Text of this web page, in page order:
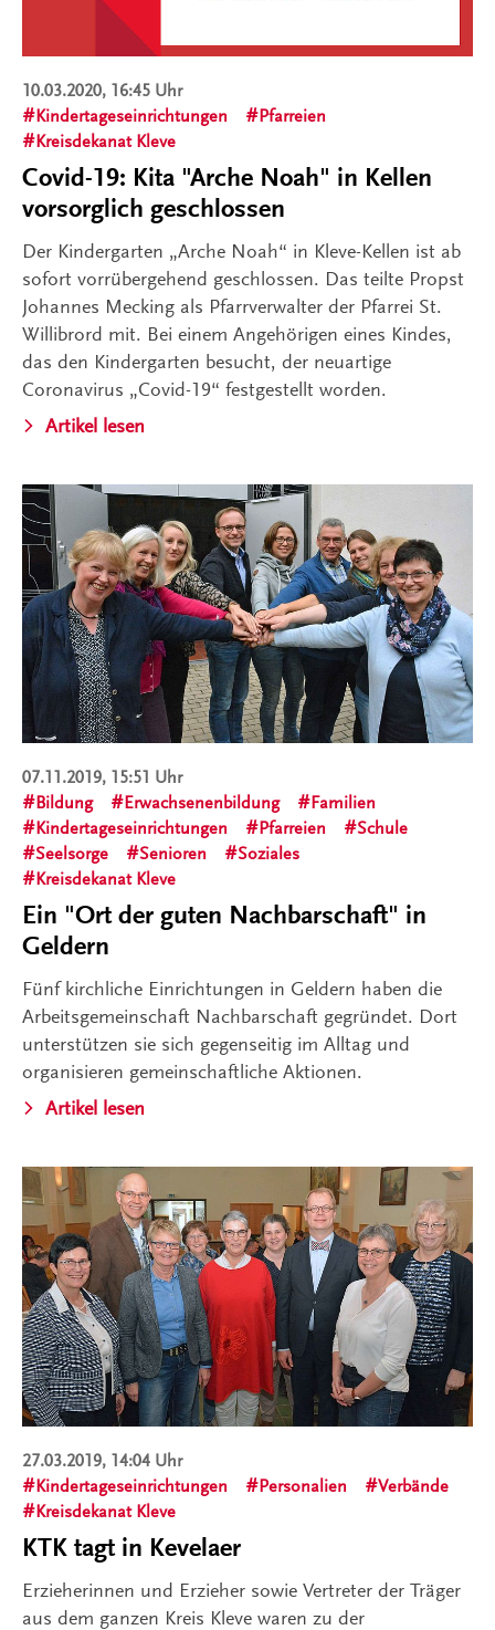
10.03.2020, 16:45 Uhr
Kindertageseinrichtungen
Pfarreien
Kreisdekanat Kleve
Covid-19: Kita "Arche Noah" in Kellen
vorsorglich geschlossen
Der Kindergarten „Arche Noah“ in Kleve-Kellen ist ab
sofort vorrübergehend geschlossen. Das teilte Propst
Johannes Mecking als Pfarrverwalter der Pfarrei St.
Willibrord mit. Bei einem Angehörigen eines Kindes,
das den Kindergarten besucht, der neuartige
Coronavirus „Covid-19“ festgestellt worden.
Artikel lesen
07.11.2019, 15:51 Uhr
Bildung
Erwachsenenbildung
Familien
Kindertageseinrichtungen
Pfarreien
Schule
Seelsorge
Senioren
Soziales
Kreisdekanat Kleve
Ein "Ort der guten Nachbarschaft" in
Geldern
Fünf kirchliche Einrichtungen in Geldern haben die
Arbeitsgemeinschaft Nachbarschaft gegründet. Dort
unterstützen sie sich gegenseitig im Alltag und
organisieren gemeinschaftliche Aktionen.
Artikel lesen
27.03.2019, 14:04 Uhr
Kindertageseinrichtungen
Personalien
Verbände
Kreisdekanat Kleve
KTK tagt in Kevelaer
Erzieherinnen und Erzieher sowie Vertreter der Träger
aus dem ganzen Kreis Kleve waren zu der